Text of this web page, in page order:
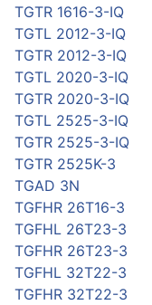
TGTR 1616-3-IQ
TGTL 2012-3-IQ
TGTR 2012-3-IQ
TGTL 2020-3-IQ
TGTR 2020-3-IQ
TGTL 2525-3-IQ
TGTR 2525-3-IQ
TGTR 2525K-3
TGAD 3N
TGFHR 26T16-3
TGFHL 26T23-3
TGFHR 26T23-3
TGFHL 32T22-3
TGFHR 32T22-3